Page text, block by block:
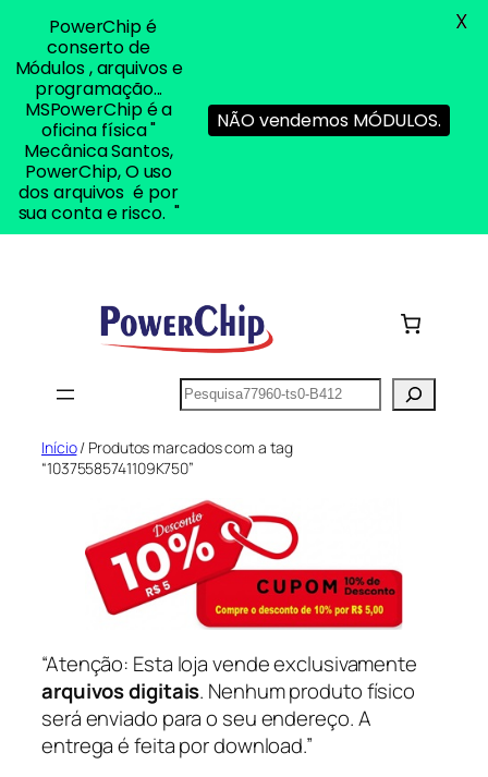
Pesquisar
Início/ Produtos marcados com a tag
“10375585741109K750”
“Atenção: Esta loja vende exclusivamente
arquivos digitais. Nenhum produto físico
será enviado para o seu endereço. A
entrega é feita por download.”
PowerChip é
conserto de
Módulos , arquivos e
programação...
MSPowerChip é a
oficina física "
Mecânica Santos,
PowerChip, O uso
dos arquivos é por
sua conta e risco. "
NÃO vendemos MÓDULOS.
X